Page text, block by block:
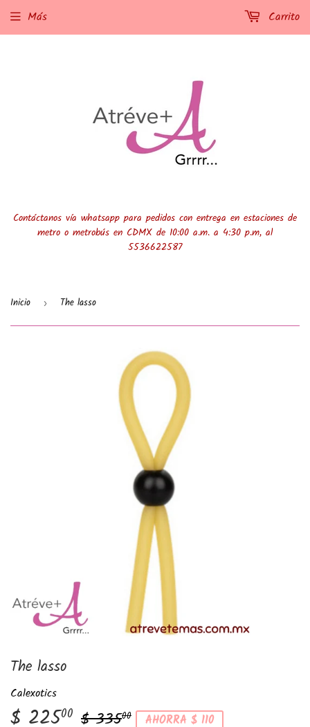
Contáctanos vía whatsapp para pedidos con entrega en estaciones de
metro o metrobús en CDMX de 10:00 a.m. a 4:30 p.m, al
5536622587
Más Carrito
Inicio › The lasso
The lasso
Calexotics
$ 22500 $ 33500 Precio
$
Precio
$ AHORRA $ 110